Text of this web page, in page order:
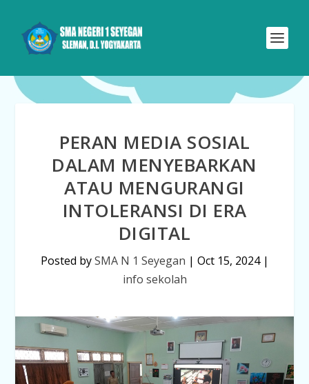
PERAN MEDIA SOSIAL
DALAM MENYEBARKAN
ATAU MENGURANGI
INTOLERANSI DI ERA
DIGITAL
Posted bySMA N 1 Seyegan | Oct 15, 2024|
info sekolah